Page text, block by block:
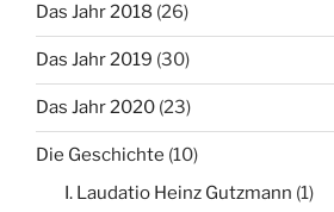
Das Jahr 2018 (26)
Das Jahr 2019 (30)
Das Jahr 2020 (23)
Die Geschichte (10)
I. Laudatio Heinz Gutzmann (1)